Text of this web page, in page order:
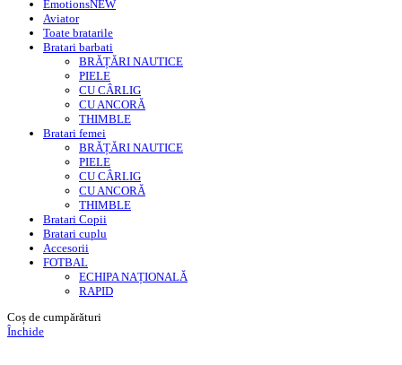
EmotionsNEW
Aviator
Toate bratarile
Bratari barbati
BRĂȚĂRI NAUTICE
PIELE
CU CÂRLIG
CU ANCORĂ
THIMBLE
Bratari femei
BRĂȚĂRI NAUTICE
PIELE
CU CÂRLIG
CU ANCORĂ
THIMBLE
Bratari Copii
Bratari cuplu
Accesorii
FOTBAL
ECHIPA NAȚIONALĂ
RAPID
Coș de cumpărături
Închide